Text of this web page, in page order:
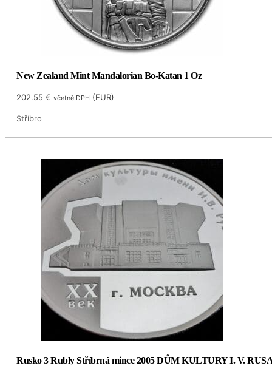
New Zealand Mint Mandalorian Bo-Katan 1 Oz
202.55€ včetně DPH (EUR)
Stříbro
Rusko 3 Rubly Stříbrná mince 2005 DŮM KULTURY I. V.